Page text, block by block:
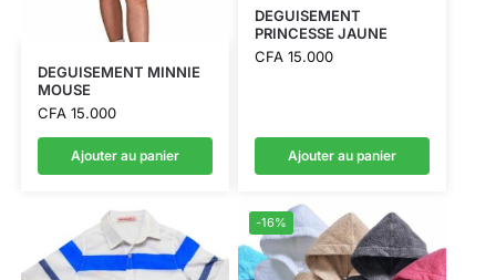
DEGUISEMENT MINNIE
MOUSE
CFA15.000
Ajouter au panier
DEGUISEMENT
PRINCESSE JAUNE
CFA15.000
Ajouter au panier
-16%